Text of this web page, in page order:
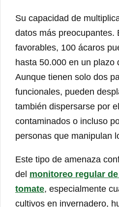
Su capacidad de
datos más preocupantes.
favorables, 100 ácaros
hasta 50.000 en un plazo
Aunque tienen solo dos
funcionales, pueden
también dispersarse por
contaminados o incluso
personas que manipulan
Este tipo de amenaza
del monitoreo regular
tomate, especialmente
cultivos en invernadero,